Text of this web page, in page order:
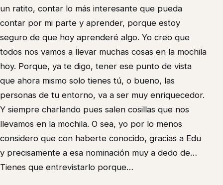
un ratito, contar lo más interesante que pueda
contar por mi parte y aprender, porque estoy
seguro de que hoy aprenderé algo. Yo creo que
todos nos vamos a llevar muchas cosas en la mochila
hoy. Porque, ya te digo, tener ese punto de vista
que ahora mismo solo tienes tú, o bueno, las
personas de tu entorno, va a ser muy enriquecedor.
Y siempre charlando pues salen cosillas que nos
llevamos en la mochila. O sea, yo por lo menos
considero que con haberte conocido, gracias a Edu
y precisamente a esa nominación muy a dedo de…
Tienes que entrevistarlo porque…